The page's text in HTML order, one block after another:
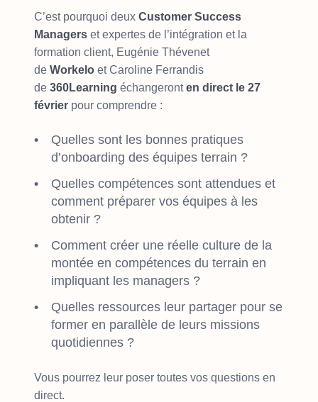
C’est pourquoi deux Customer Success
Managers et expertes de l’intégration et la
formation client, Eugénie Thévenet
de Workelo et Caroline Ferrandis
de 360Learning échangeronten direct le 27
février pour comprendre :
Quelles sont les bonnes pratiques
d’onboarding des équipes terrain ?
Quelles compétences sont attendues et
comment préparer vos équipes à les
obtenir ?
Comment créer une réelle culture de la
montée en compétences du terrain en
impliquant les managers ?
Quelles ressources leur partager pour se
former en parallèle de leurs missions
quotidiennes ?
Vous pourrez leur poser toutes vos questions en
direct.